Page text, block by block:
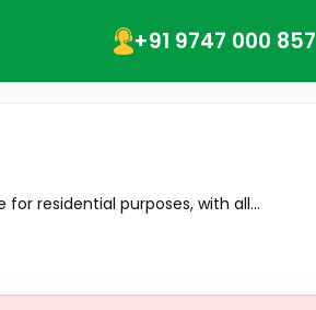
+91 9747 000 857
for residential purposes, with all...